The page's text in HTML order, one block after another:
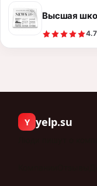
Высшая
4.7
Y yelp.su